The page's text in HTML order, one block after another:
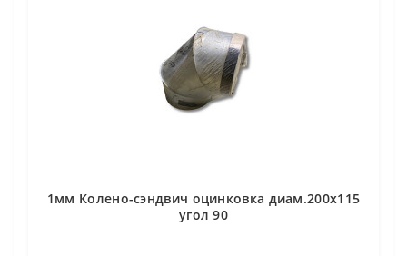
1мм Колено-сэндвич оцинковка диам.200х115
угол 90